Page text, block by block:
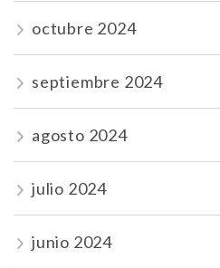
octubre 2024
septiembre 2024
agosto 2024
julio 2024
junio 2024